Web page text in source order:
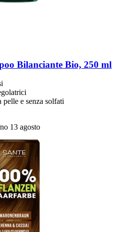
Bilanciante Bio, 250 ml
pelle e senza solfati
13 agosto